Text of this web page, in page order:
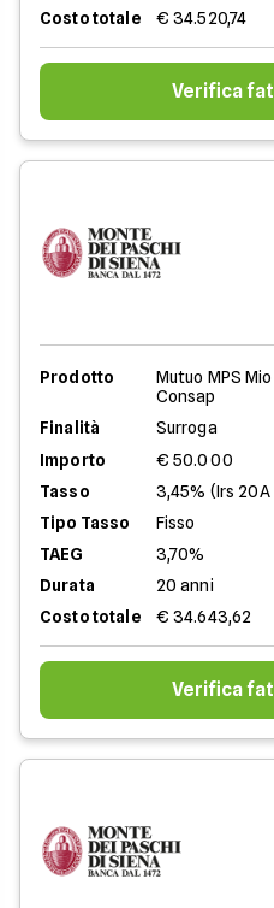
Costo totale
€ 34.520,74
Verifica
Prodotto
Mutuo MPS
Consap
Finalità
Surroga
Importo
€ 50.000
Tasso
3,45% (Irs
Tipo Tasso
Fisso
TAEG
3,70%
Durata
20 anni
Costo totale
€ 34.643,62
Verifica